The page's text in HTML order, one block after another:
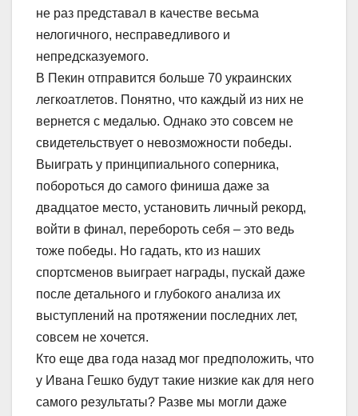
не раз представал в качестве весьма
нелогичного, несправедливого и
непредсказуемого.
В Пекин отправится больше 70 украинских
легкоатлетов. Понятно, что каждый из них не
вернется с медалью. Однако это совсем не
свидетельствует о невозможности победы.
Выиграть у принципиального соперника,
побороться до самого финиша даже за
двадцатое место, установить личный рекорд,
войти в финал, перебороть себя – это ведь
тоже победы. Но гадать, кто из наших
спортсменов выиграет награды, пускай даже
после детального и глубокого анализа их
выступлений на протяжении последних лет,
совсем не хочется.
Кто еще два года назад мог предположить, что
у Ивана Гешко будут такие низкие как для него
самого результаты? Разве мы могли даже